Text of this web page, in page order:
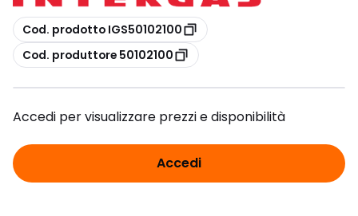
copia
Cod. prodotto IGS50102100
copia
Cod. produttore 50102100
Accedi per visualizzare prezzi e disponibilità
Accedi